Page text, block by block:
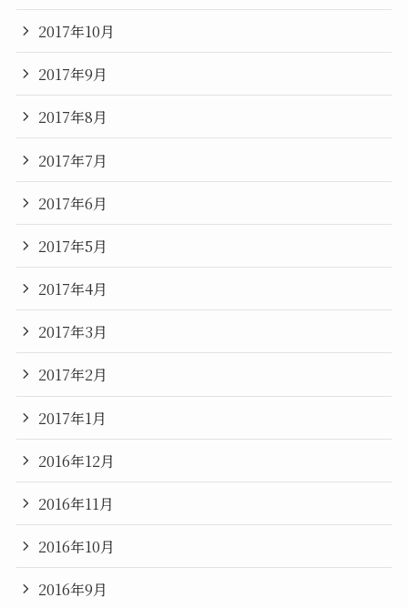
2017年10月
2017年9月
2017年8月
2017年7月
2017年6月
2017年5月
2017年4月
2017年3月
2017年2月
2017年1月
2016年12月
2016年11月
2016年10月
2016年9月